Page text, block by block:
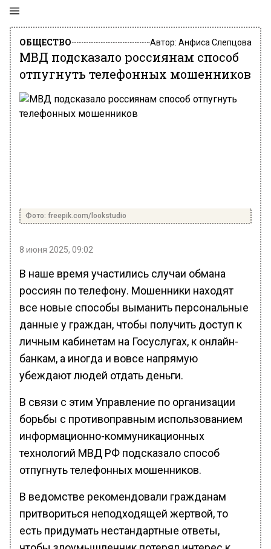
ОБЩЕСТВО Автор: Анфиса Слепцова
МВД подсказало россиянам способ
отпугнуть телефонных мошенников
Фото: freepik.com/lookstudio
8 июня 2025, 09:02
В наше время участились случаи обмана
россиян по телефону. Мошенники находят
все новые способы выманить персональные
данные у граждан, чтобы получить доступ к
личным кабинетам на Госуслугах, к онлайн-
банкам, а иногда и вовсе напрямую
убеждают людей отдать деньги.
В связи с этим Управление по организации
борьбы с противоправным использованием
информационно-коммуникационных
технологий МВД РФ подсказало способ
отпугнуть телефонных мошенников.
В ведомстве рекомендовали гражданам
притвориться неподходящей жертвой, то
есть придумать нестандартные ответы,